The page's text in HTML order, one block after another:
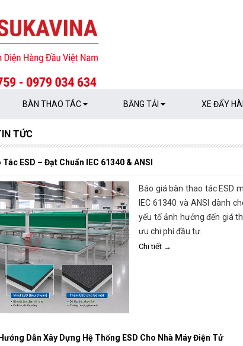
ESD – Đạt Chuẩn IEC 61340 & ANSI
Báo giá bàn thao tác ESD
IEC 61340 và ANSI dành
yếu tố ảnh hưởng đến giá
ưu chi phí đầu tư.
Chi tiết →
Hướng Dẫn Xây Dựng Hệ Thống ESD Cho Nhà Máy Điện Tử
TỨC
BÀN THAO TÁC BĂNG TẢI XE ĐẨY